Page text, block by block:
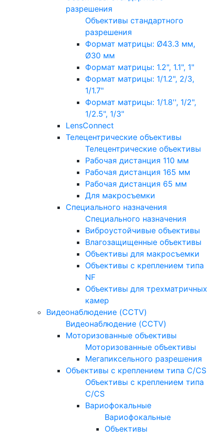
разрешения
Объективы стандартного
разрешения
Формат матрицы: Ø43.3 мм,
Ø30 мм
Формат матрицы: 1.2", 1.1", 1"
Формат матрицы: 1/1.2", 2/3,
1/1.7"
Формат матрицы: 1/1.8'', 1/2",
1/2.5", 1/3"
LensConnect
Телецентрические объективы
Телецентрические объективы
Рабочая дистанция 110 мм
Рабочая дистанция 165 мм
Рабочая дистанция 65 мм
Для макросъемки
Специального назначения
Специального назначения
Виброустойчивые объективы
Влагозащищенные объективы
Объективы для макросъемки
Объективы с креплением типа
NF
Объективы для трехматричных
камер
Видеонаблюдение (CCTV)
Видеонаблюдение (CCTV)
Моторизованные объективы
Моторизованные объективы
Мегапиксельного разрешения
Объективы с креплением типа C/CS
Объективы с креплением типа
C/CS
Вариофокальные
Вариофокальные
Объективы